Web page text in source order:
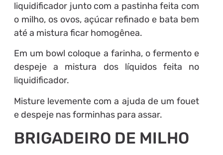
liquidificador junto com a pastinha feita com
o milho, os ovos, açúcar refinado e bata bem
até a mistura ficar homogênea.
Em um bowl coloque a farinha, o fermento e
despeje a mistura dos líquidos feita no
liquidificador.
Misture levemente com a ajuda de um fouet
e despeje nas forminhas para assar.
BRIGADEIRO DE MILHO